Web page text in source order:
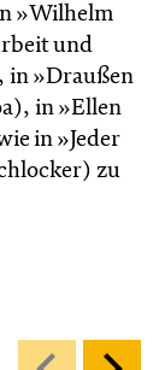
»Wilhelm
und
in »Draußen
in »Ellen
in »Jeder
zu